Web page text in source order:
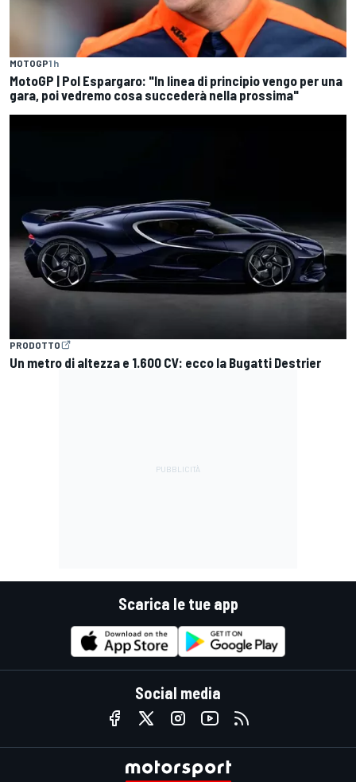
MOTOGP1 h
MotoGP | Pol Espargaro: "In linea di principio vengo per una
gara, poi vedremo cosa succederà nella prossima"
PRODOTTO
Un metro di altezza e 1.600 CV: ecco la Bugatti Destrier
Scarica le tue app
Social media